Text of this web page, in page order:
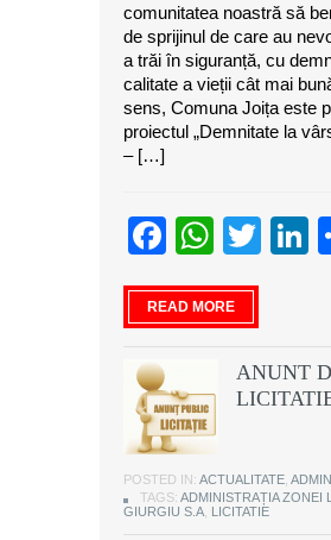
comunitatea noastră să
de sprijinul de care au
a trăi în siguranță, cu
calitate a vieții cât mai
sens, Comuna Joița este
proiectul „Demnitate la
– […]
READ MORE
ANUNT
POSTED IN: ACTUALITATE
TAGS: ADMINISTRAȚIA ZONEI
GIURGIU S.A LICITATIE